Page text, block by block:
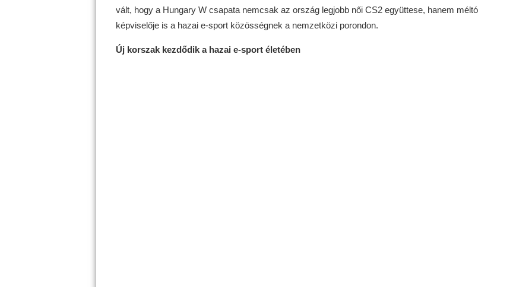
vált, hogy a Hungary W csapata nemcsak az ország legjobb női CS2 együttese, hanem méltó
képviselője is a hazai e-sport közösségnek a nemzetközi porondon.
Új korszak kezdődik a hazai e-sport életében